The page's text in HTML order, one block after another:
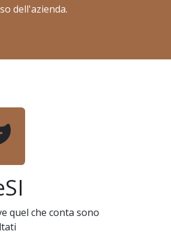
dell'azienda.
quel che conta sono